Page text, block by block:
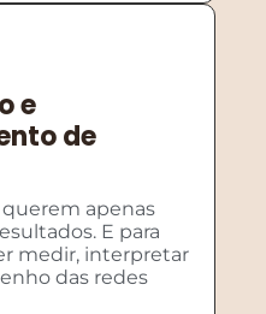
e
de
apenas
E para
medir, interpretar
das redes